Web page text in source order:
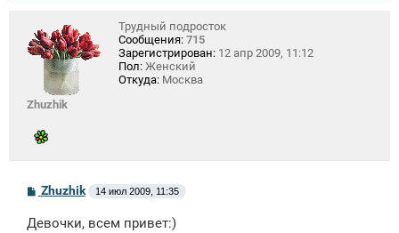
Zhuzhik
Трудный подросток
Сообщения: 715
Зарегистрирован: 12 апр 2009, 11:12
Пол: Женский
Откуда: Москва
С
о
б
Zhuzhik 14 июл 2009, 11:35
Девочки, всем привет:)